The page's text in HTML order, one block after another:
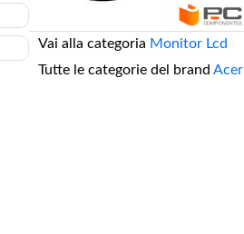
Vai alla categoria Monitor Lcd
Tutte le categorie del brand Acer